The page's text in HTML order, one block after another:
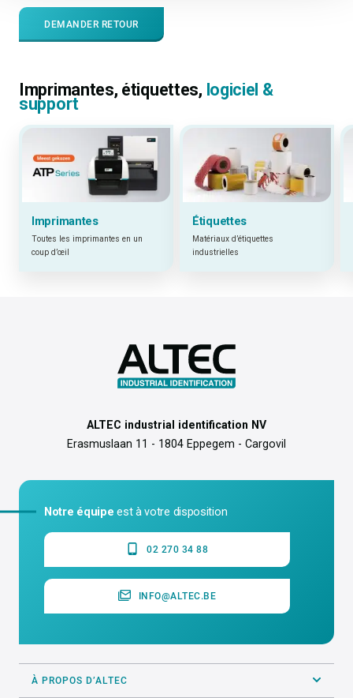
DEMANDER RETOUR
Imprimantes, étiquettes, logiciel &
support
Imprimantes
Toutes les imprimantes en un
coup d’œil
Étiquettes
Matériaux d’étiquettes
industrielles
ALTEC industrial identification NV
Erasmuslaan 11 - 1804 Eppegem - Cargovil
Notre équipe est à votre disposition
02 270 34 88
INFO@ALTEC.BE
À PROPOS D’ALTEC